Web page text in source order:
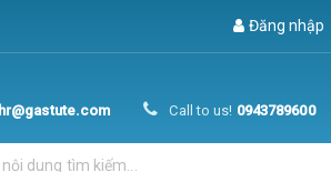
Đăng nhập
hr@gastute.com Call to us! 0943789600